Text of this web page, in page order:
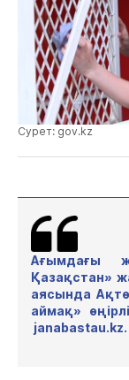
Сурет: gov.kz
Ағымдағы
Қазақстан»
аясында
аймақ»
janabastau.kz.